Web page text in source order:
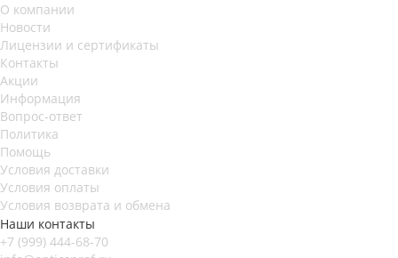
О компании
Новости
Лицензии и сертификаты
Контакты
Акции
Информация
Вопрос-ответ
Политика
Помощь
Условия доставки
Условия оплаты
Условия возврата и обмена
Наши контакты
+7 (999) 444-68-70